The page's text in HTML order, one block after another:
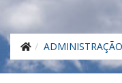
ADMINISTRAÇÃO